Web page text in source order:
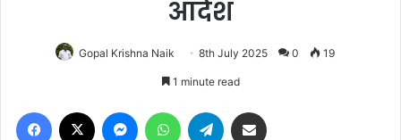
आदेश
Gopal Krishna Naik 8th July 2025 0 19
1 minute read
Facebook MessengerWhatsAppTelegram